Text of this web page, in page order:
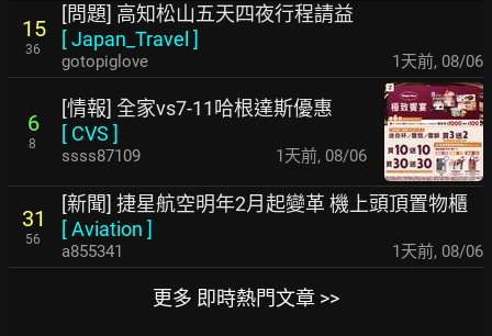
15
36
[問題] 高知松山五天四夜行程請益
[Japan_Travel ]
gotopiglove 1天前, 08/06
6
8
[情報] 全家vs7-11哈根達斯優惠
[ CVS ]
ssss87109 1天前, 08/06
31
56
[新聞] 捷星航空明年2月起變革 機上頭頂置物櫃
[Aviation ]
a855341 1天前, 08/06
更多 即時熱門文章 >>